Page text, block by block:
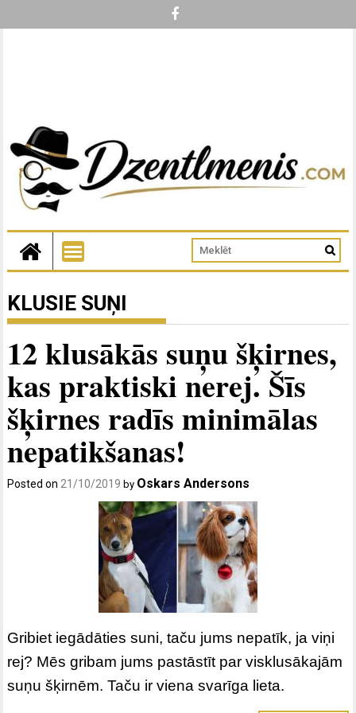
KLUSIE SUŅI
12 klusākās suņu šķirnes,
kas praktiski nerej. Šīs
šķirnes radīs minimālas
nepatikšanas!
Posted on21/10/2019 by Oskars Andersons
Gribiet iegādāties suni, taču jums nepatīk, ja viņi
rej? Mēs gribam jums pastāstīt par visklusākajām
suņu šķirnēm. Taču ir viena svarīga lieta.